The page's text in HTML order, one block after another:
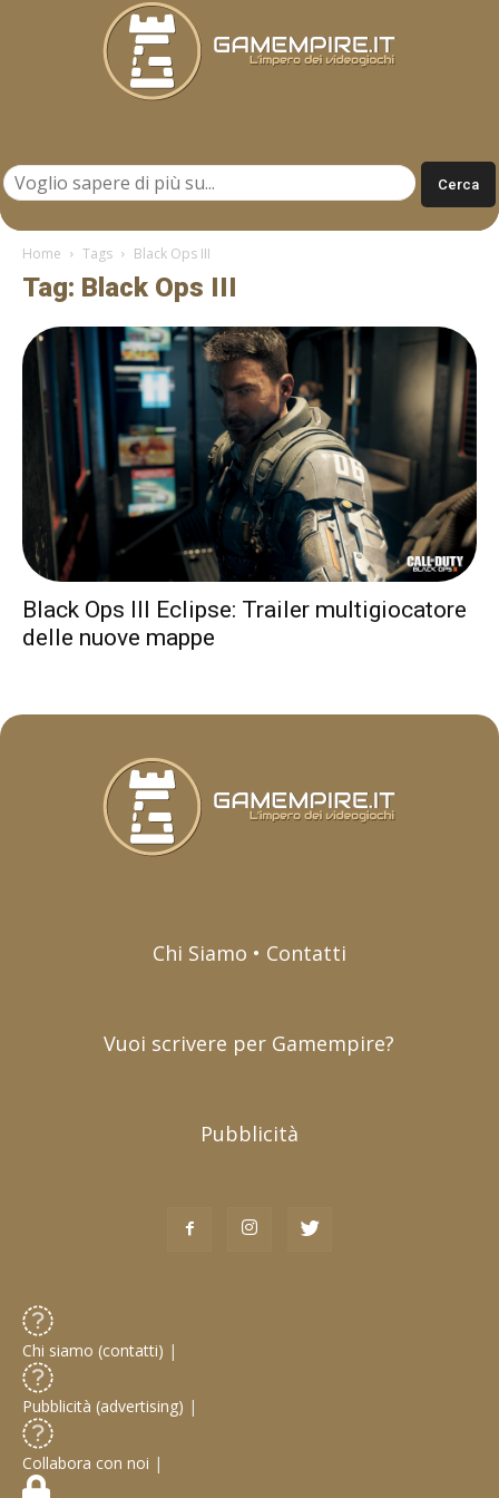
Home Tags Black Ops III
Tag: Black Ops III
Black Ops III Eclipse: Trailer multigiocatore
delle nuove mappe
Chi Siamo • Contatti
Vuoi scrivere per Gamempire?
Pubblicità
Chi siamo (contatti) |
Pubblicità (advertising) |
Collabora con noi |